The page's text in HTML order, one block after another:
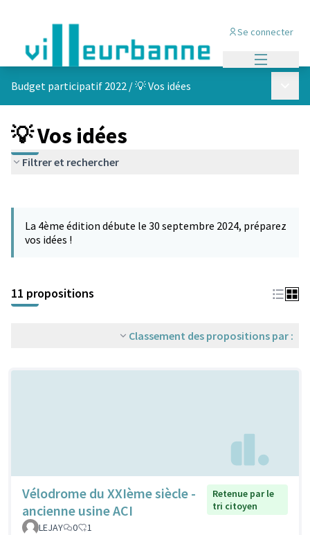
Se connecter
Budget participatif 2022 /💡 Vos idées
💡 Vos idées
Filtrer et rechercher
−
La 4ème édition débute le 30 septembre 2024, préparez
vos idées !
11 propositions
Classement des propositions par :
Vélodrome du XXIème siècle -
ancienne usine ACI
Retenue par le
tri citoyen
LEJAY
0 1